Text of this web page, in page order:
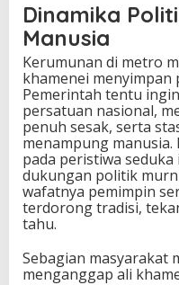
Dinamika
Manusia
Kerumunan di metro
khamenei
Pemerintah tentu
persatuan nasional,
penuh sesak, serta
menampung
pada peristiwa
dukungan politik
wafatnya pemimpin
terdorong tradisi,
tahu.
Sebagian masyarakat
menganggap ali